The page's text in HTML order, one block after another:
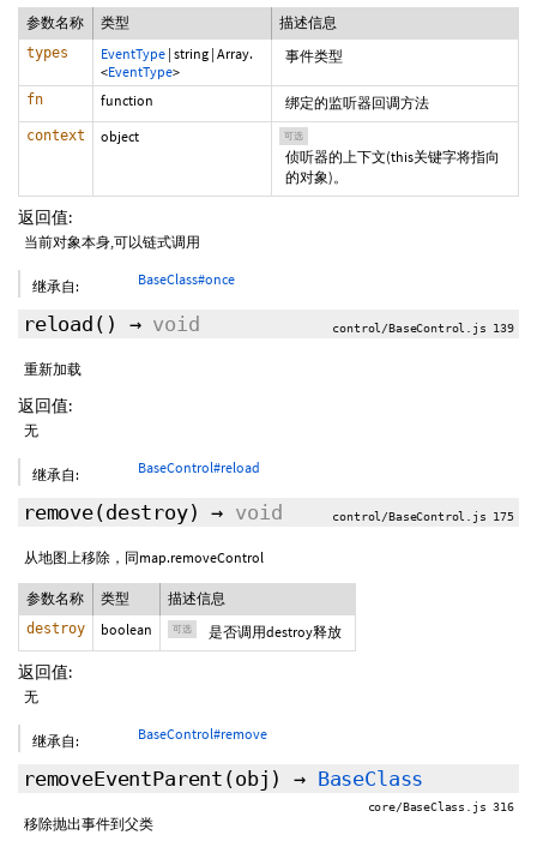
参数名称 类型 描述信息
types EventType | string | Array.
<EventType>
事件类型
fn function 绑定的监听器回调方法
context object 可选
侦听器的上下文(this关键字将指向
的对象)。
返回值:
当前对象本身,可以链式调用
继承自: BaseClass#once
reload () → void control/BaseControl.js 139
重新加载
返回值:
无
继承自: BaseControl#reload
remove(destroy) → void control/BaseControl.js 175
从地图上移除，同map.removeControl
参数名称 类型 描述信息
destroy boolean 可选 是否调用destroy释放
返回值:
无
继承自: BaseControl#remove
removeEventParent (obj) → BaseClass
core/BaseClass.js 316
移除抛出事件到父类